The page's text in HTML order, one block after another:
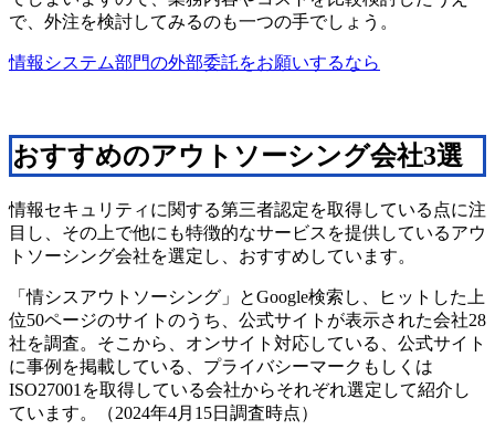
で、外注を検討してみるのも一つの手でしょう。
情報システム部門の外部委託をお願いするなら
おすすめのアウトソーシング会社3選
情報セキュリティに関する第三者認定を取得している点に注
目し、その上で他にも特徴的なサービスを提供しているアウ
トソーシング会社を選定し、おすすめしています。
「情シスアウトソーシング」とGoogle検索し、ヒットした上
位50ページのサイトのうち、公式サイトが表示された会社28
社を調査。そこから、オンサイト対応している、公式サイト
に事例を掲載している、プライバシーマークもしくは
ISO27001を取得している会社からそれぞれ選定して紹介し
ています。（2024年4月15日調査時点）